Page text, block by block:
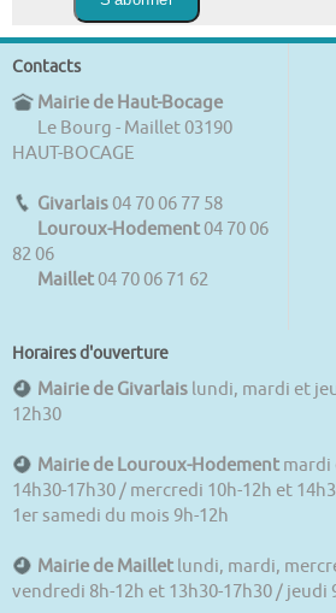
Contacts
Mairie de Haut-Bocage
Le Bourg - Maillet 03190
HAUT-BOCAGE
Givarlais 04 70 06 77 58
Louroux-Hodement 04 70 06
82 06
Maillet 04 70 06 71 62
Horaires d'ouverture
Mairie de Givarlais lundi, mardi et
12h30
Mairie de Louroux-Hodement mardi
14h30-17h30 / mercredi 10h-12h et
1er samedi du mois 9h-12h
Mairie de Maillet lundi, mardi,
vendredi 8h-12h et 13h30-17h30 / jeudi